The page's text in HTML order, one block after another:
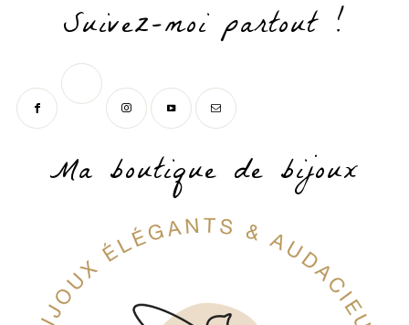
Suivez-moi partout !
Ma boutique de bijoux